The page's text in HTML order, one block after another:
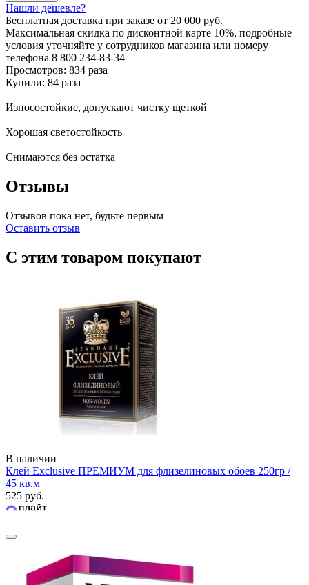
Нашли дешевле?
Бесплатная доставка при заказе от 20 000 руб.
Максимальная скидка по дисконтной карте 10%, подробные
условия уточняйте у сотрудников магазина или номеру
телефона 8 800 234-83-34
Просмотров: 834 раза
Купили: 84 раза
Износостойкие, допускают чистку щеткой
Хорошая светостойкость
Снимаются без остатка
Отзывы
Отзывов пока нет, будьте первым
Оставить отзыв
С этим товаром покупают
В наличии
Клей Exclusive ПРЕМИУМ для флизелиновых обоев 250гр /
45 кв.м
525 руб.